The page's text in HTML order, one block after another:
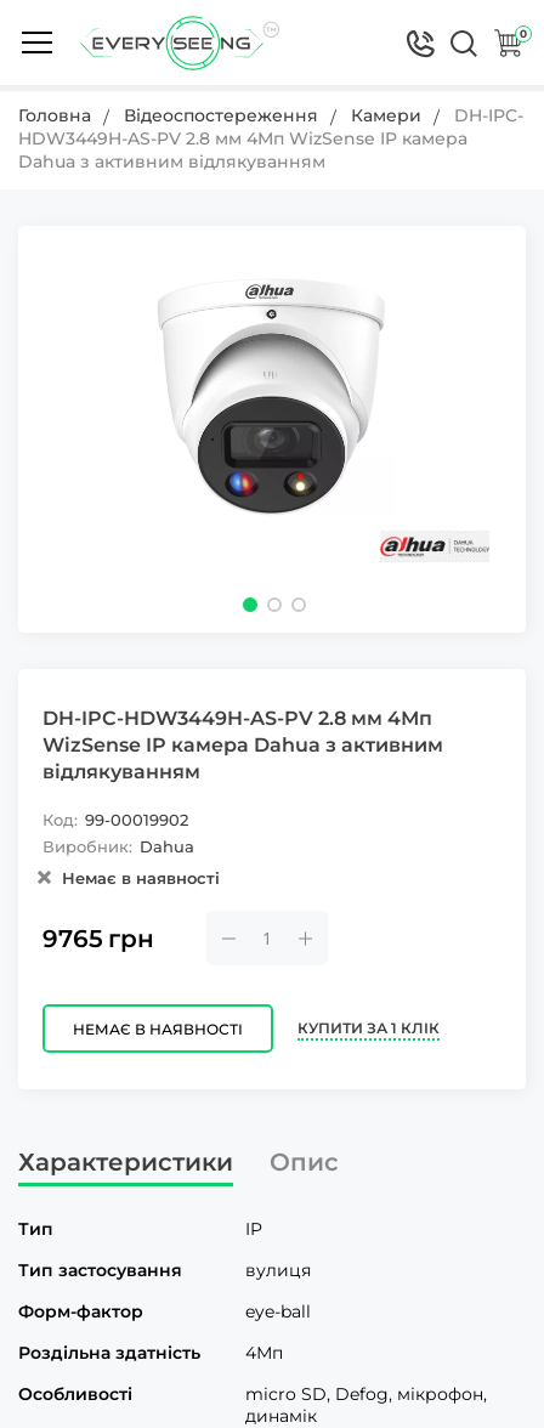
0
Головна Відеоспостереження Камери
DH-IPC-
HDW3449H-AS-PV 2.8 мм 4Мп WizSense IP камера
Dahua з активним відлякуванням
DH-IPC-HDW3449H-AS-PV 2.8 мм 4Мп
WizSense IP камера Dahua з активним
відлякуванням
Код: 99-00019902
Виробник: Dahua
Немає в наявності
9765 грн
НЕМАЄ В НАЯВНОСТІ КУПИТИ ЗА 1 КЛІК
Характеристики Опис
Тип
IP
Тип застосування
вулиця
Форм-фактор
eye-ball
Роздільна здатність
4Мп
Особливості
micro SD, Defog, мікрофон,
динамік